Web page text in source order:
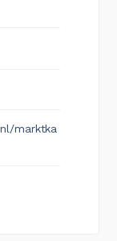
marktka